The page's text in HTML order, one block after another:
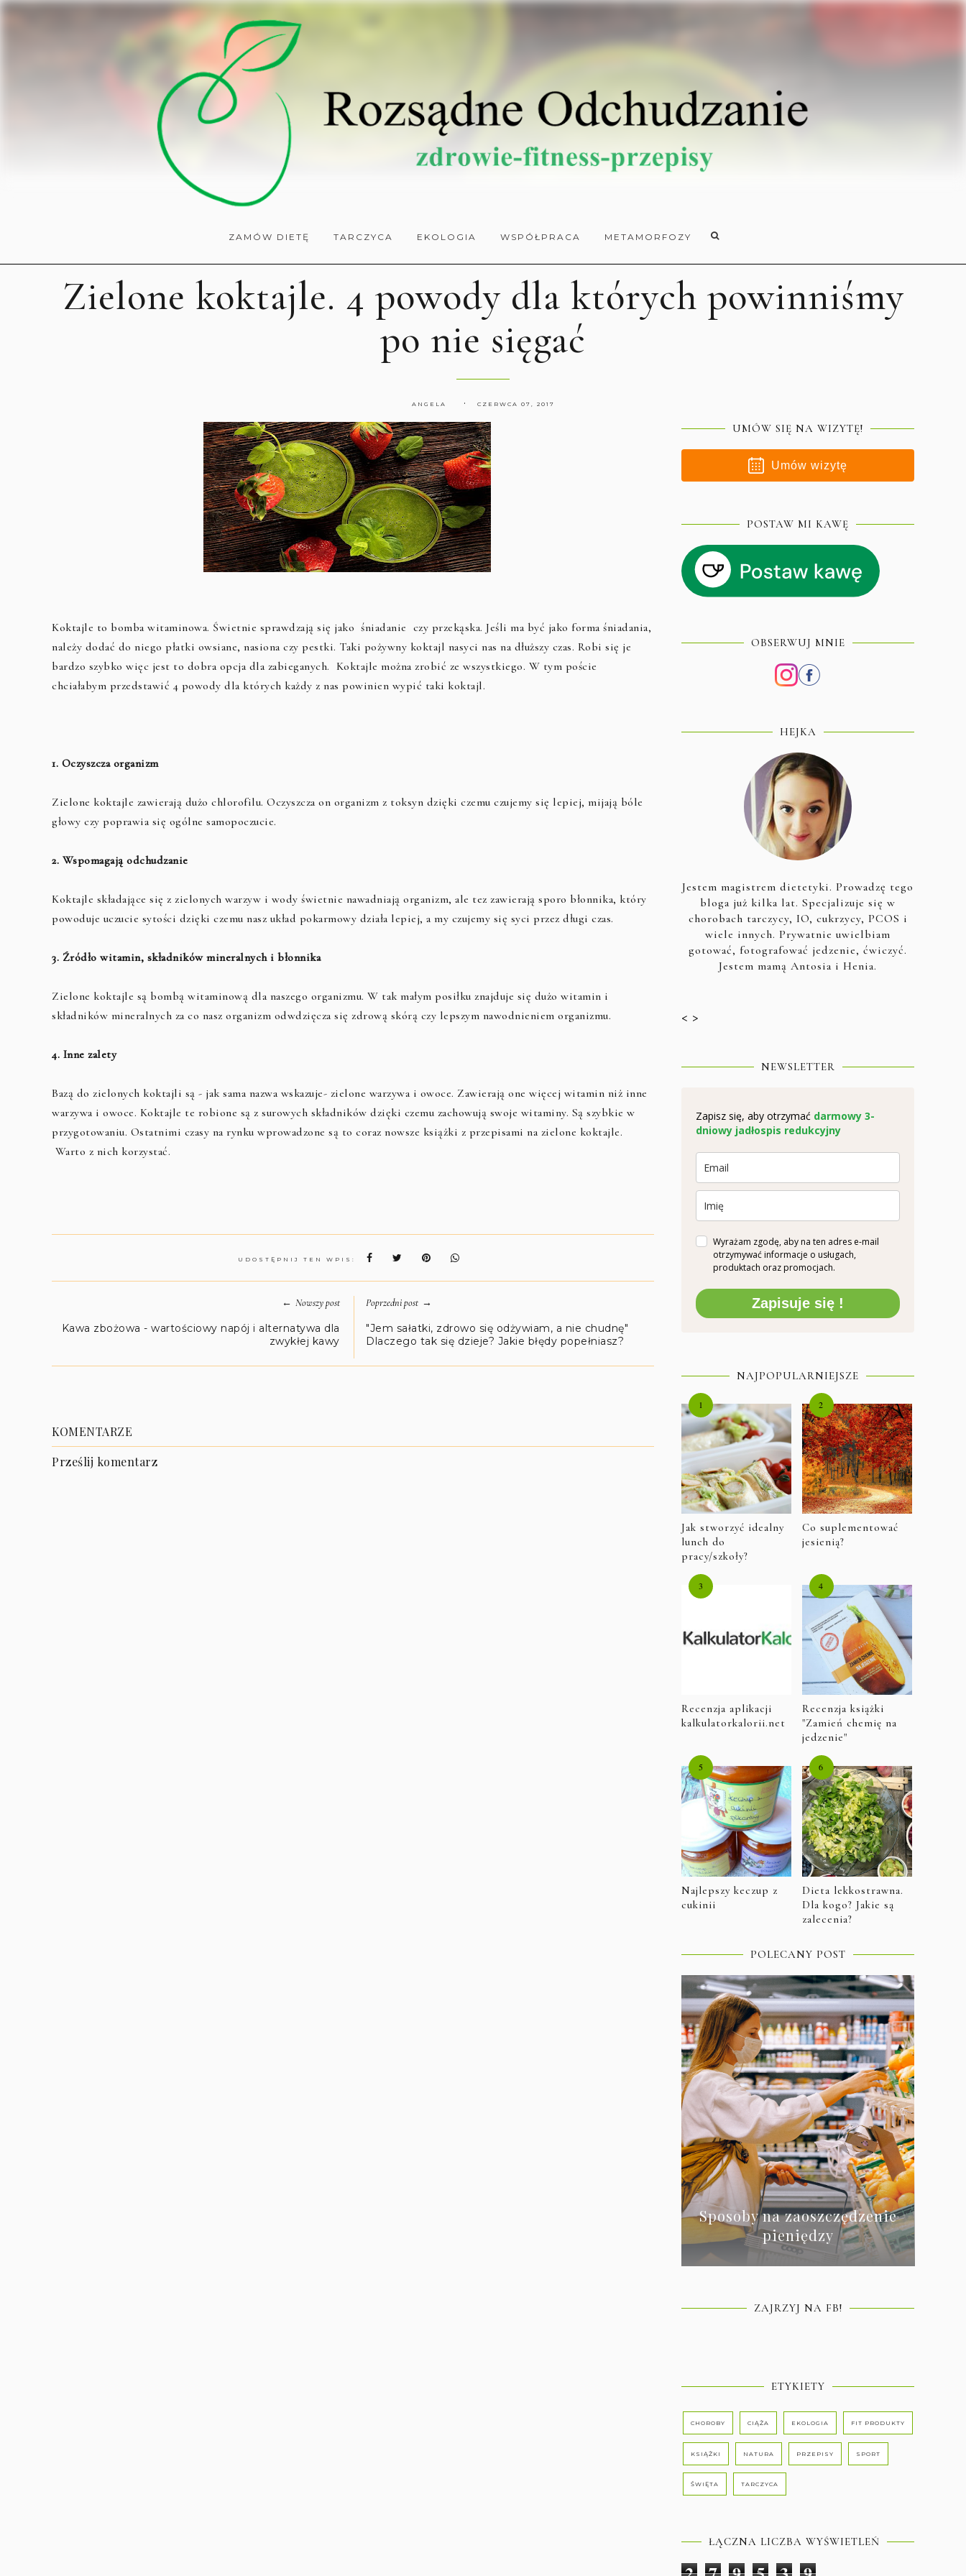
ZAMÓW DIETĘ TARCZYCA EKOLOGIA WSPÓŁPRACA METAMORFOZY
Zielone koktajle. 4 powody dla których powinniśmy
po nie sięgać
ANGELA CZERWCA 07, 2017
Koktajle to bomba witaminowa. Świetnie sprawdzają się jako śniadanie czy przekąska. Jeśli ma być jako forma śniadania,
należy dodać do niego płatki owsiane, nasiona czy pestki. Taki pożywny koktajl nasyci nas na dłuższy czas. Robi się je
bardzo szybko więc jest to dobra opcja dla zabieganych. Koktajle można zrobić ze wszystkiego. W tym poście
chciałabym przedstawić 4 powody dla których każdy z nas powinien wypić taki koktajl.
1. Oczyszcza organizm
Zielone koktajle zawierają dużo chlorofilu. Oczyszcza on organizm z toksyn dzięki czemu czujemy się lepiej, mijają bóle
głowy czy poprawia się ogólne samopoczucie.
2. Wspomagają odchudzanie
Koktajle składające się z zielonych warzyw i wody świetnie nawadniają organizm, ale tez zawierają sporo błonnika, który
powoduje uczucie sytości dzięki czemu nasz układ pokarmowy działa lepiej, a my czujemy się syci przez długi czas.
3. Źródło witamin, składników mineralnych i błonnika
Zielone koktajle są bombą witaminową dla naszego organizmu. W tak małym posiłku znajduje się dużo witamin i
składników mineralnych za co nasz organizm odwdzięcza się zdrową skórą czy lepszym nawodnieniem organizmu.
4. Inne zalety
Bazą do zielonych koktajli są - jak sama nazwa wskazuje- zielone warzywa i owoce. Zawierają one więcej witamin niż inne
warzywa i owoce. Koktajle te robione są z surowych składników dzięki czemu zachowują swoje witaminy. Są szybkie w
przygotowaniu. Ostatnimi czasy na rynku wprowadzone są to coraz nowsze książki z przepisami na zielone koktajle.
Warto z nich korzystać.
UDOSTĘPNIJ TEN WPIS:
← Nowszy post
Kawa zbożowa - wartościowy napój i alternatywa dla
zwykłej kawy
Poprzedni post →
"Jem sałatki, zdrowo się odżywiam, a nie chudnę"
Dlaczego tak się dzieje? Jakie błędy popełniasz?
KOMENTARZE
Prześlij komentarz
UMÓW SIĘ NA WIZYTĘ!
Umów wizytę
POSTAW MI KAWĘ
OBSERWUJ MNIE
HEJKA
Jestem magistrem dietetyki. Prowadzę tego
bloga już kilka lat. Specjalizuje się w
chorobach tarczycy, IO, cukrzycy, PCOS i
wiele innych. Prywatnie uwielbiam
gotować, fotografować jedzenie, ćwiczyć.
Jestem mamą Antosia i Henia.
< >
NEWSLETTER
Zapisz się, aby otrzymać darmowy 3-
dniowy jadłospis redukcyjny
Wyrażam zgodę, aby na ten adres e-mail
otrzymywać informacje o usługach,
produktach oraz promocjach.
Zapisuje się !
NAJPOPULARNIEJSZE
Jak stworzyć idealny
lunch do
pracy/szkoły?
Co suplementować
jesienią?
Recenzja aplikacji
kalkulatorkalorii.net
Recenzja książki
"Zamień chemię na
jedzenie"
Najlepszy keczup z
cukinii
Dieta lekkostrawna.
Dla kogo? Jakie są
zalecenia?
POLECANY POST
Sposoby na zaoszczędzenie
pieniędzy
ZAJRZYJ NA FB!
ETYKIETY
CHOROBY CIĄŻA EKOLOGIA FIT PRODUKTY
KSIĄŻKI NATURA PRZEPISY SPORT
ŚWIĘTA TARCZYCA
ŁĄCZNA LICZBA WYŚWIETLEŃ